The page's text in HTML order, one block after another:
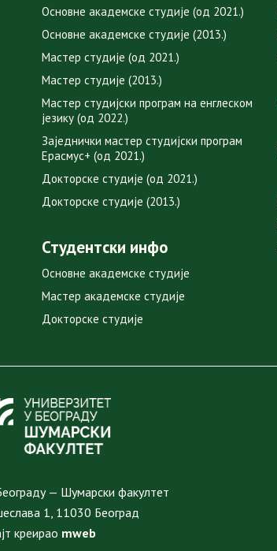
Основне академске студије (од 2021.)
Основне академске студије (2013.)
Мастер студије (од 2021.)
Мастер студије (2013.)
Мастер студијски програм на енглеском
језику (од 2022.)
Заједнички мастер студијски програм
Ерасмус+ (од 2021.)
Докторске студије (од 2021.)
Докторске студије (2013.)
Студентски инфо
Основне академске студије
Мастер академске студије
Докторске студије
— Шумарски факултет
1, 11030 Београд
креирао mweb